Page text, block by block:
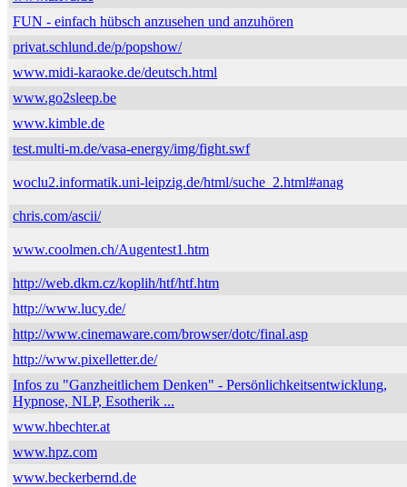
FUN - einfach hübsch anzusehen und anzuhören
privat.schlund.de/p/popshow/
www.midi-karaoke.de/deutsch.html
www.go2sleep.be
www.kimble.de
test.multi-m.de/vasa-energy/img/fight.swf
woclu2.informatik.uni-leipzig.de/html/suche_2.html#anag
chris.com/ascii/
www.coolmen.ch/Augentest1.htm
http://web.dkm.cz/koplih/htf/htf.htm
http://www.lucy.de/
http://www.cinemaware.com/browser/dotc/final.asp
http://www.pixelletter.de/
Infos zu "Ganzheitlichem Denken" - Persönlichkeitsentwicklung,
Hypnose, NLP, Esotherik ...
www.hbechter.at
www.hpz.com
www.beckerbernd.de